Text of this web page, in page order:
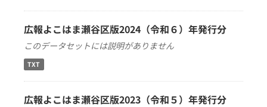
広報よこはま瀬谷区版2024（令和６）年発行分
このデータセットには説明がありません
TXT
広報よこはま瀬谷区版2023（令和５）年発行分